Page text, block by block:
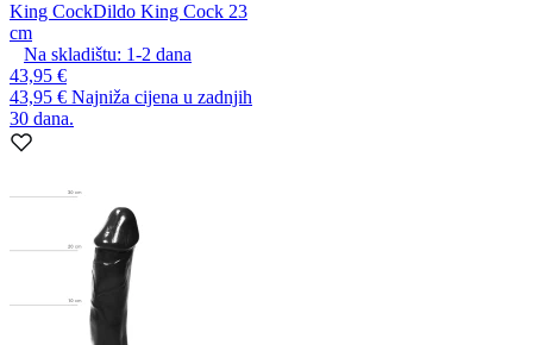
King CockDildo King Cock 23
cm
Na skladištu: 1-2 dana
43,95 €
43,95 € Najniža cijena u zadnjih
30 dana.